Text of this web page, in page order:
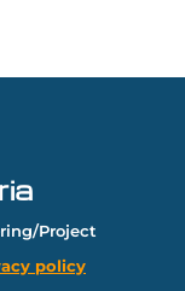
Project
policy